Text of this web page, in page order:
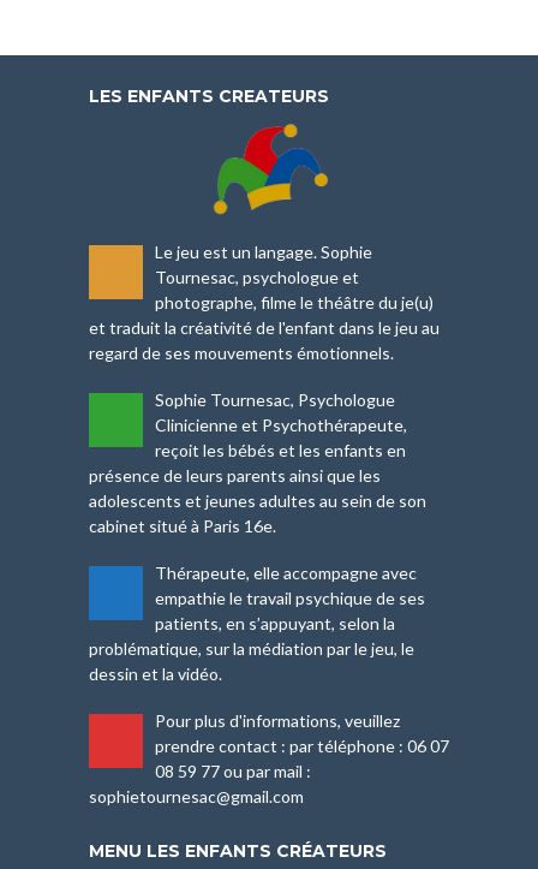
LES ENFANTS CREATEURS
Le jeu est un langage. Sophie
Tournesac, psychologue et
photographe, filme le théâtre du je(u)
et traduit la créativité de l'enfant dans le jeu au
regard de ses mouvements émotionnels.
Sophie Tournesac, Psychologue
Clinicienne et Psychothérapeute,
reçoit les bébés et les enfants en
présence de leurs parents ainsi que les
adolescents et jeunes adultes au sein de son
cabinet situé à Paris 16e.
Thérapeute, elle accompagne avec
empathie le travail psychique de ses
patients, en s’appuyant, selon la
problématique, sur la médiation par le jeu, le
dessin et la vidéo.
Pour plus d'informations, veuillez
prendre contact : par téléphone : 06 07
08 59 77 ou par mail :
sophietournesac@gmail.com
MENU LES ENFANTS CRÉATEURS